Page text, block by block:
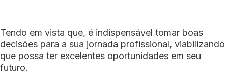
Tendo em vista que, é indispensável tomar boas
decisões para a sua jornada profissional, viabilizando
que possa ter excelentes oportunidades em seu
futuro.